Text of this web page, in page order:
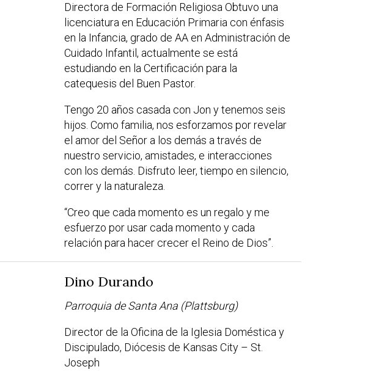
Directora de Formación Religiosa Obtuvo una
licenciatura en Educación Primaria con énfasis
en la Infancia, grado de AA en Administración de
Cuidado Infantil, actualmente se está
estudiando en la Certificación para la
catequesis del Buen Pastor.
Tengo 20 años casada con Jon y tenemos seis
hijos. Como familia, nos esforzamos por revelar
el amor del Señor a los demás a través de
nuestro servicio, amistades, e interacciones
con los demás. Disfruto leer, tiempo en silencio,
correr y la naturaleza.
“Creo que cada momento es un regalo y me
esfuerzo por usar cada momento y cada
relación para hacer crecer el Reino de Dios”.
Dino Durando
Parroquia de Santa Ana (Plattsburg)
Director de la Oficina de la Iglesia Doméstica y
Discipulado, Diócesis de Kansas City – St.
Joseph